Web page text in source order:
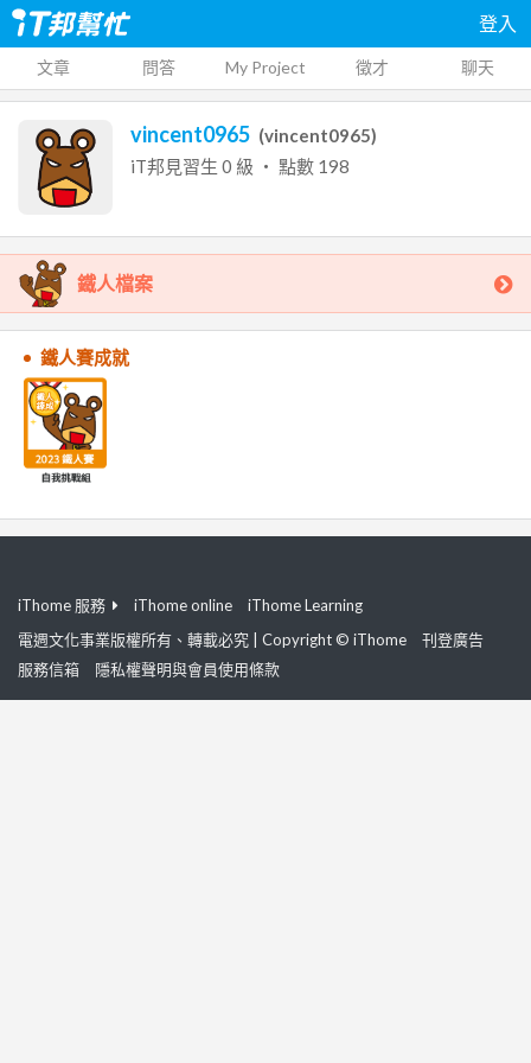
登入
文章 問答 My Project 徵才 聊天
vincent0965 (vincent0965)
iT邦見習生 0 級 ‧ 點數 198
鐵人檔案
鐵人賽成就
iThome 服務 iThome online
iThome Learning
電週文化事業版權所有、轉載必究 | Copyright © iThome
刊登廣告
服務信箱
隱私權聲明與會員使用條款